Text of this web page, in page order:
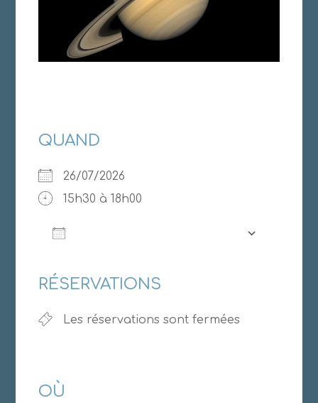
QUAND
26/07/2026
15h30 à 18h00
RÉSERVATIONS
Les réservations sont fermées
OÙ